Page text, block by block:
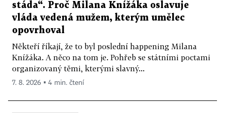
stáda“. Proč Milana Knížáka oslavuje
vláda vedená mužem, kterým umělec
opovrhoval
Někteří říkají, že to byl poslední happening Milana
Knížáka. A něco na tom je. Pohřeb se státními poctami
organizovaný těmi, kterými slavný...
7. 8. 2026 ▪ 4 min. čtení